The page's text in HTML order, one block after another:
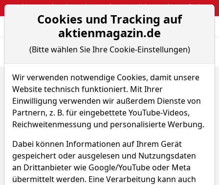
Webinar: So kassierst du trotzdem attraktive Optionsprämien
Aktien- und
Home Aktien Nordson Corp.
Nordson Aktie
Watchlist NDSN WKN 866725
310,462 $ +0,48 %
Echtzeit-Aktienkurs 07.08.2026, 17:07 Uhr
Cookies und Tracking auf
aktienmagazin.de
(Bitte wählen Sie Ihre Cookie-Einstellungen)
Wir verwenden notwendige Cookies, damit unsere
Website technisch funktioniert. Mit Ihrer
Einwilligung verwenden wir außerdem Dienste von
Partnern, z. B. für eingebettete YouTube-Videos,
Reichweitenmessung und personalisierte Werbung.
Dabei können Informationen auf Ihrem Gerät
gespeichert oder ausgelesen und Nutzungsdaten
an Drittanbieter wie Google/YouTube oder Meta
übermittelt werden. Eine Verarbeitung kann auch